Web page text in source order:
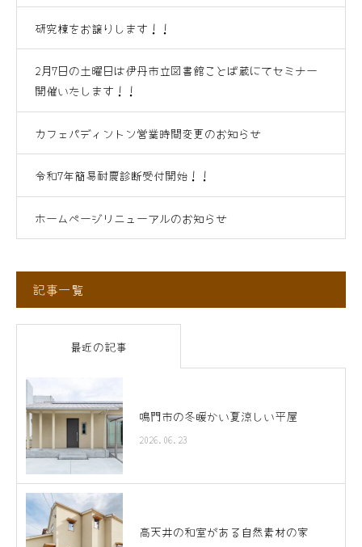
研究棟をお譲りします！！
2月7日の土曜日は伊丹市立図書館ことば蔵にてセミナー
開催いたします！！
カフェパディントン営業時間変更のお知らせ
令和7年簡易耐震診断受付開始！！
ホームページリニューアルのお知らせ
記事一覧
最近の記事
鳴門市の冬暖かい夏涼しい平屋
2026.06.23
高天井の和室がある自然素材の家